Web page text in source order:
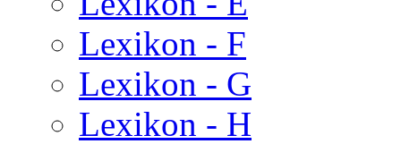
Lexikon - F
Lexikon - G
Lexikon - H